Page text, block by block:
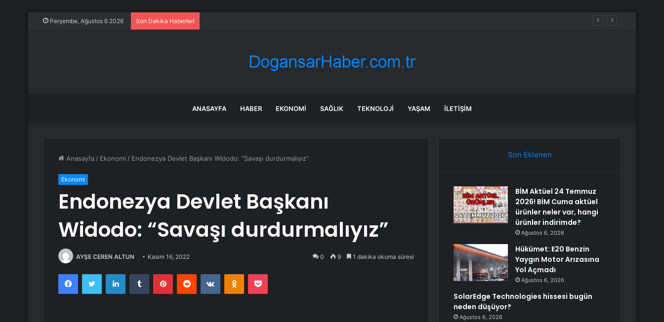
Perşembe, Ağustos 6 2026 Son Dakika Haberleri
ANASAYFA HABER EKONOMI SAĞLIK TEKNOLOJI YAŞAM İLETIŞIM
Anasayfa / Ekonomi / Endonezya Devlet Başkanı Widodo: “Savaşı durdurmalıyız”
Ekonomi
Endonezya Devlet Başkanı
Widodo: “Savaşı durdurmalıyız”
AYŞE CEREN ALTUN Kasım 16, 2022 0 9 1 dakika okuma süresi
FacebookTwitter LinkedInTumblr PinterestReddit VKontakteOdnoklassniki
Pocket
Son Eklenen
BİM Aktüel 24 Temmuz
2026! BİM Cuma aktüel
ürünler neler var, hangi
ürünler indirimde?
Ağustos 6, 2026
Hükümet: E20 Benzin
Yaygın Motor Arızasına
Yol Açmadı
Ağustos 6, 2026
SolarEdge Technologies hissesi bugün
neden düşüyor?
Ağustos 6, 2026